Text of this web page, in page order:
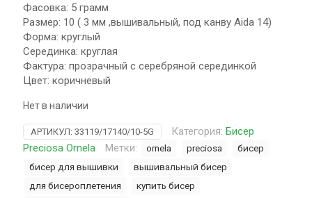
15.00 грн..
Фасовка: 5 грамм
Размер: 10 ( 3 мм ,вышивальный, под канву Aida 14)
Форма: круглый
Серединка: круглая
Фактура: прозрачный с серебряной серединкой
Цвет: коричневый
Нет в наличии
АРТИКУЛ: 33119/17140/10-5G Категория: Бисер
Preciosa Ornela
Метки: ornela preciosa
бисер
бисер для вышивки
вышивальный бисер
для бисероплетения
купить бисер